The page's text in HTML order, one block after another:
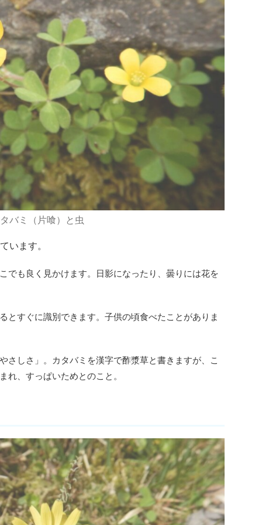
バミ（片喰）と虫
います。
でも良く見かけます。日影になったり、曇りには花を
とすぐに識別できます。子供の頃食べたことがありま
さしさ」。カタバミを漢字で酢漿草と書きますが、こ
れ、すっぱいためとのこと。